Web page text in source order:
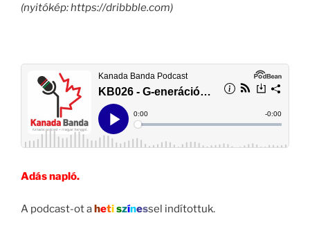
(nyitókép: https://dribbble.com)
Adás napló.
A podcast-ot ahetiszínessel indítottuk.